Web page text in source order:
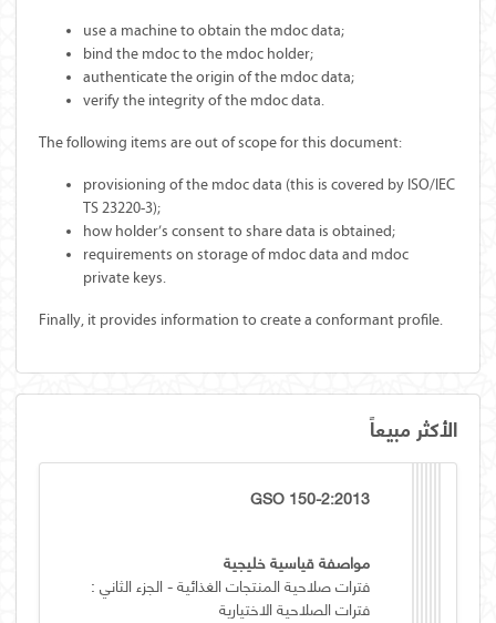
use a machine to obtain the mdoc data;
bind the mdoc to the mdoc holder;
authenticate the origin of the mdoc data;
verify the integrity of the mdoc data.
The following items are out of scope for this document:
provisioning of the mdoc data (this is covered by ISO/IEC
TS 23220-3);
how holder’s consent to share data is obtained;
requirements on storage of mdoc data and mdoc
private keys.
Finally, it provides information to create a conformant profile.
الأكثر مبيعاً
GSO 150-2:2013
مواصفة قياسية خليجية
فترات صلاحية المنتجات الغذائية - الجزء الثاني :
فترات الصلاحية الاختيارية